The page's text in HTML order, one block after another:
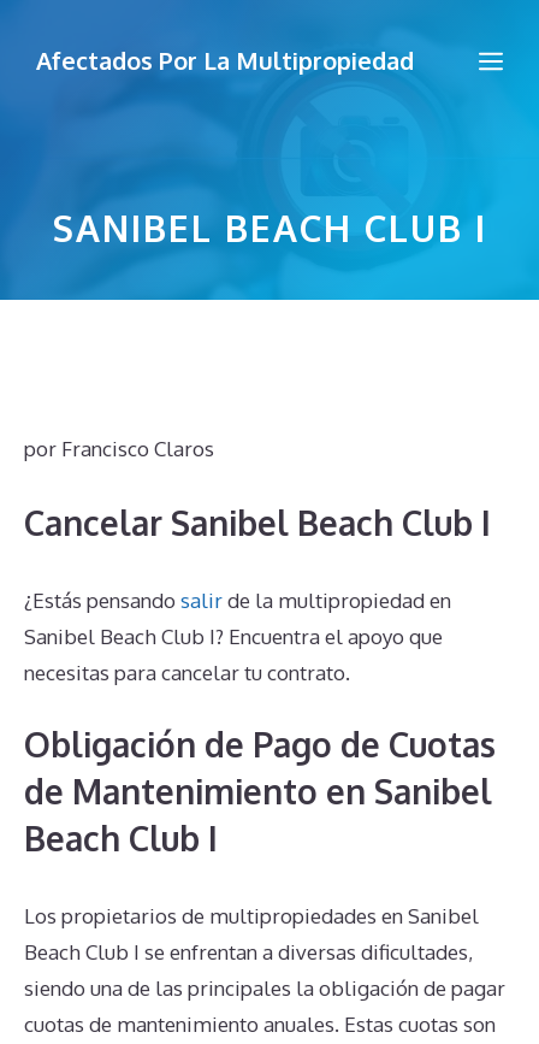
Afectados Por La Multipropiedad
SANIBEL BEACH CLUB I
por Francisco Claros
Cancelar Sanibel Beach Club I
¿Estás pensando salirde la multipropiedad en
Sanibel Beach Club I? Encuentra el apoyo que
necesitas para cancelar tu contrato.
Obligación de Pago de Cuotas
de Mantenimiento en Sanibel
Beach Club I
Los propietarios de multipropiedades en Sanibel
Beach Club I se enfrentan a diversas dificultades,
siendo una de las principales la obligación de pagar
cuotas de mantenimiento anuales. Estas cuotas son